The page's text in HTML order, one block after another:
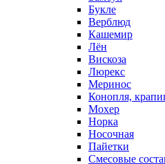
Букле
Верблюд
Кашемир
Лён
Вискоза
Люрекс
Меринос
Конопля,
Мохер
Норка
Носочная
Пайетки
Смесовые